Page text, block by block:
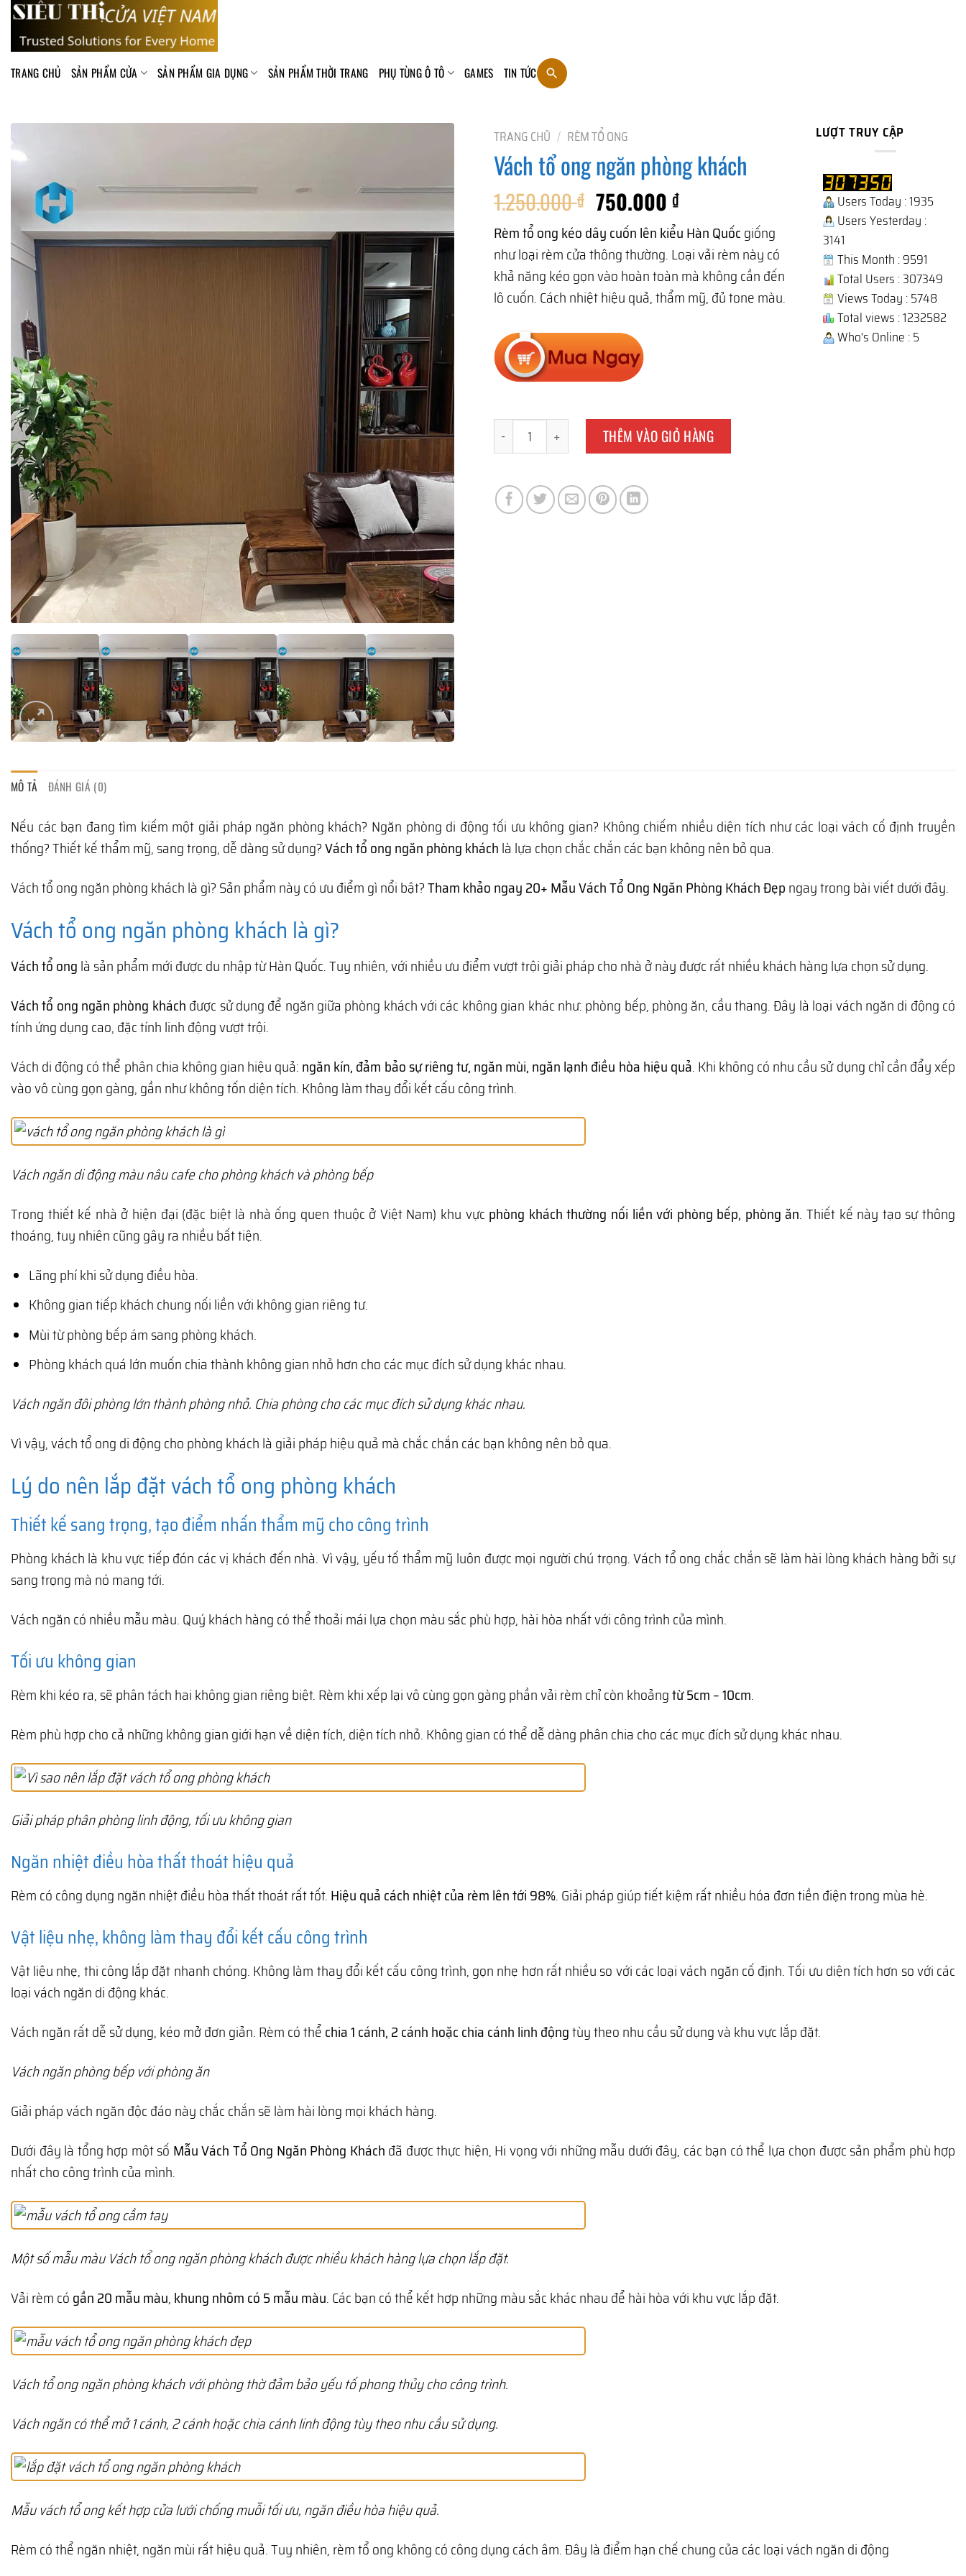
Skip
content
TRANG CHỦ SẢN PHẨM CỬA SẢN PHẨM GIA DỤNG SẢN PHẨM THỜI TRANG PHỤ TÙNG Ô TÔ GAMES TIN TỨC
TRANG CHỦ / RÈM TỔ ONG
Vách tổ ong ngăn phòng khách
1.250.000₫ Giá
gốc
là:
1.250.000 ₫.
750.000 ₫Giá
hiện
tại
là:
750.000 ₫.
Rèm tổ ong kéo dây cuốn lên kiểu Hàn Quốc giống
như loại rèm cửa thông thường. Loại vải rèm này có
khả năng kéo gọn vào hoàn toàn mà không cần đến
lô cuốn. Cách nhiệt hiệu quả, thẩm mỹ, đủ tone màu.
Vách tổ ong ngăn phòng khách số lượng
THÊM VÀO GIỎ HÀNG
LƯỢT TRUY CẬP
Users Today : 1935
Users Yesterday :
3141
This Month : 9591
Total Users : 307349
Views Today : 5748
Total views : 1232582
Who's Online : 5
MÔ TẢ ĐÁNH GIÁ (0)
Nếu các bạn đang tìm kiếm một giải pháp ngăn phòng khách? Ngăn phòng di động tối ưu không gian? Không chiếm nhiều diện tích như các loại vách cố định truyền
thống? Thiết kế thẩm mỹ, sang trọng, dễ dàng sử dụng?Vách tổ ong ngăn phòng khách là lựa chọn chắc chắn các bạn không nên bỏ qua.
Vách tổ ong ngăn phòng khách là gì? Sản phẩm này có ưu điểm gì nổi bật?Tham khảo ngay 20+ Mẫu Vách Tổ Ong Ngăn Phòng Khách Đẹp ngay trong bài viết dưới đây.
Vách tổ ong ngăn phòng khách là gì?
Vách tổ ong là sản phẩm mới được du nhập từ Hàn Quốc. Tuy nhiên, với nhiều ưu điểm vượt trội giải pháp cho nhà ở này được rất nhiều khách hàng lựa chọn sử dụng.
Vách tổ ong ngăn phòng khách được sử dụng để ngăn giữa phòng khách với các không gian khác như: phòng bếp, phòng ăn, cầu thang. Đây là loại vách ngăn di động có
tính ứng dụng cao, đặc tính linh động vượt trội.
Vách di động có thể phân chia không gian hiệu quả: ngăn kín, đảm bảo sự riêng tư, ngăn mùi, ngăn lạnh điều hòa hiệu quả. Khi không có nhu cầu sử dụng chỉ cần đẩy xếp
vào vô cùng gọn gàng, gần như không tốn diện tích. Không làm thay đổi kết cấu công trình.
Vách ngăn di động màu nâu cafe cho phòng khách và phòng bếp
Trong thiết kế nhà ở hiện đại (đặc biệt là nhà ống quen thuộc ở Việt Nam) khu vực phòng khách thường nối liền với phòng bếp, phòng ăn. Thiết kế này tạo sự thông
thoáng, tuy nhiên cũng gây ra nhiều bất tiện.
Lãng phí khi sử dụng điều hòa.
Không gian tiếp khách chung nối liền với không gian riêng tư.
Mùi từ phòng bếp ám sang phòng khách.
Phòng khách quá lớn muốn chia thành không gian nhỏ hơn cho các mục đích sử dụng khác nhau.
Vách ngăn đôi phòng lớn thành phòng nhỏ. Chia phòng cho các mục đích sử dụng khác nhau.
Vì vậy, vách tổ ong di động cho phòng khách là giải pháp hiệu quả mà chắc chắn các bạn không nên bỏ qua.
Lý do nên lắp đặt vách tổ ong phòng khách
Thiết kế sang trọng, tạo điểm nhấn thẩm mỹ cho công trình
Phòng khách là khu vực tiếp đón các vị khách đến nhà. Vì vậy, yếu tố thẩm mỹ luôn được mọi người chú trọng. Vách tổ ong chắc chắn sẽ làm hài lòng khách hàng bởi sự
sang trọng mà nó mang tới.
Vách ngăn có nhiều mẫu màu. Quý khách hàng có thể thoải mái lựa chọn màu sắc phù hợp, hài hòa nhất với công trình của mình.
Tối ưu không gian
Rèm khi kéo ra, sẽ phân tách hai không gian riêng biệt. Rèm khi xếp lại vô cùng gọn gàng phần vải rèm chỉ còn khoảngtừ 5cm – 10cm.
Rèm phù hợp cho cả những không gian giới hạn về diện tích, diện tích nhỏ. Không gian có thể dễ dàng phân chia cho các mục đích sử dụng khác nhau.
Giải pháp phân phòng linh động, tối ưu không gian
Ngăn nhiệt điều hòa thất thoát hiệu quả
Rèm có công dụng ngăn nhiệt điều hòa thất thoát rất tốt. Hiệu quả cách nhiệt của rèm lên tới 98%. Giải pháp giúp tiết kiệm rất nhiều hóa đơn tiền điện trong mùa hè.
Vật liệu nhẹ, không làm thay đổi kết cấu công trình
Vật liệu nhẹ, thi công lắp đặt nhanh chóng. Không làm thay đổi kết cấu công trình, gọn nhẹ hơn rất nhiều so với các loại vách ngăn cố định. Tối ưu diện tích hơn so với các
loại vách ngăn di động khác.
Vách ngăn rất dễ sử dụng, kéo mở đơn giản. Rèm có thể chia 1 cánh, 2 cánh hoặc chia cánh linh độngtùy theo nhu cầu sử dụng và khu vực lắp đặt.
Vách ngăn phòng bếp với phòng ăn
Giải pháp vách ngăn độc đáo này chắc chắn sẽ làm hài lòng mọi khách hàng.
Dưới đây là tổng hợp một số Mẫu Vách Tổ Ong Ngăn Phòng Khách đã được thực hiện, Hi vọng với những mẫu dưới đây, các bạn có thể lựa chọn được sản phẩm phù hợp
nhất cho công trình của mình.
Một số mẫu màu Vách tổ ong ngăn phòng khách được nhiều khách hàng lựa chọn lắp đặt.
Vải rèm có gần 20 mẫu màu, khung nhôm có 5 mẫu màu. Các bạn có thể kết hợp những màu sắc khác nhau để hài hòa với khu vực lắp đặt.
Vách tổ ong ngăn phòng khách với phòng thờ đảm bảo yếu tố phong thủy cho công trình.
Vách ngăn có thể mở 1 cánh, 2 cánh hoặc chia cánh linh động tùy theo nhu cầu sử dụng.
Mẫu vách tổ ong kết hợp cửa lưới chống muỗi tối ưu, ngăn điều hòa hiệu quả.
Rèm có thể ngăn nhiệt, ngăn mùi rất hiệu quả. Tuy nhiên, rèm tổ ong không có công dụng cách âm. Đây là điểm hạn chế chung của các loại vách ngăn di động